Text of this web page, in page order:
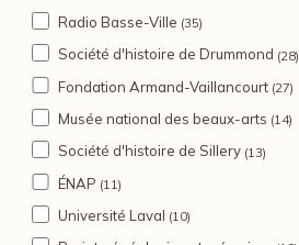
Radio Basse-Ville (35)
Société d'histoire de Drummond (28)
Fondation Armand-Vaillancourt (27)
Musée national des beaux-arts (14)
Société d'histoire de Sillery (13)
ÉNAP (11)
Université Laval (10)